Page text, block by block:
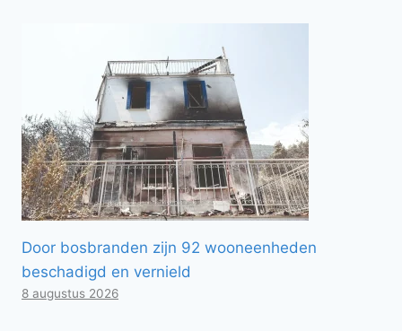
Door bosbranden zijn 92 wooneenheden
beschadigd en vernield
8 augustus 2026